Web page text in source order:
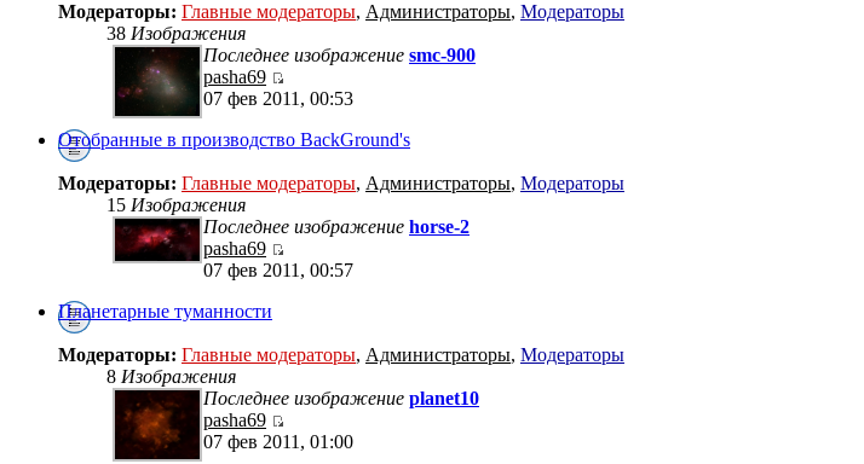
Модераторы: Главные модераторы, Администраторы, Модераторы
38 Изображения
Последнее изображение smc-900
pasha69
07 фев 2011, 00:53
Отобранные в производство BackGround's
Модераторы: Главные модераторы, Администраторы, Модераторы
15 Изображения
Последнее изображение horse-2
pasha69
07 фев 2011, 00:57
Планетарные туманности
Модераторы: Главные модераторы, Администраторы, Модераторы
8 Изображения
Последнее изображение planet10
pasha69
07 фев 2011, 01:00